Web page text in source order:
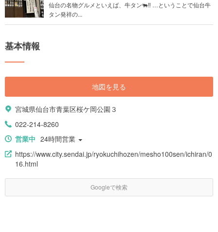
仙台の名物グルメといえば、牛タン🐃‼️ …ということで仙台牛
タン発祥の...
基本情報
地図を見る
宮城県仙台市青葉区桜ケ岡公園３
022-214-8260
営業中 24時間営業
https://www.city.sendai.jp/ryokuchihozen/mesho100sen/ichiran/0
16.html
Googleで検索